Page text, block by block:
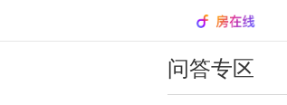
问答专区